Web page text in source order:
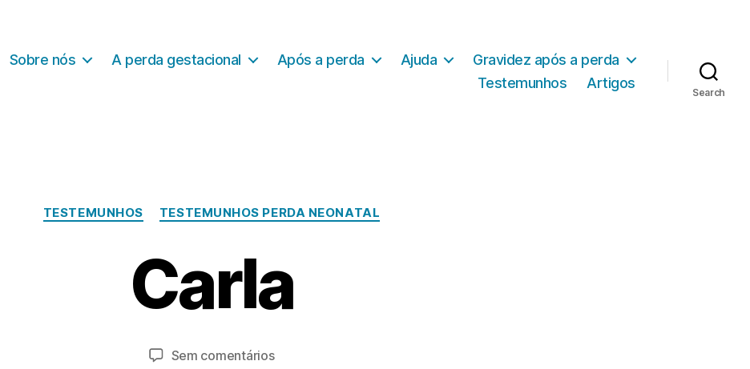
Sobre nós A perda gestacional Após a perda Ajuda
Gravidez após a perda
Testemunhos
Artigos
Search
Categorias
TESTEMUNHOS TESTEMUNHOS PERDA NEONATAL
Carla
Autor
o
a
d
Data
ir
2
5
Sem comentáriosem